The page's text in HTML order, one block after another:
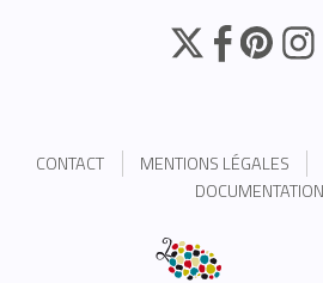
CONTACT MENTIONS LÉGALES
DOCUMENTATION